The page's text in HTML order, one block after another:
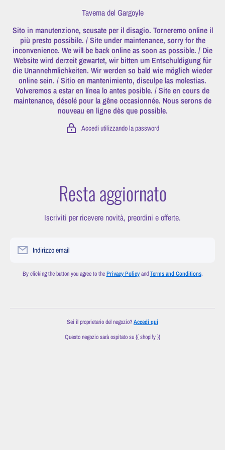
Taverna del Gargoyle
Sito in manutenzione, scusate per il disagio. Torneremo online il
più presto possibile. / Site under maintenance, sorry for the
inconvenience. We will be back online as soon as possible. / Die
Website wird derzeit gewartet, wir bitten um Entschuldigung für
die Unannehmlichkeiten. Wir werden so bald wie möglich wieder
online sein. / Sitio en mantenimiento, disculpe las molestias.
Volveremos a estar en línea lo antes posible. / Site en cours de
maintenance, désolé pour la gêne occasionnée. Nous serons de
nouveau en ligne dès que possible.
Accedi utilizzando la password
Resta aggiornato
Iscriviti per ricevere novità, preordini e offerte.
Indirizzo email
By clicking the button you agree to thePrivacy PolicyandTerms and Conditions.
Sei il proprietario del negozio?Accedi qui
Questo negozio sarà ospitato su {{ shopify }}